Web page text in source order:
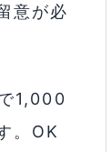
意が必
1,000
。OK